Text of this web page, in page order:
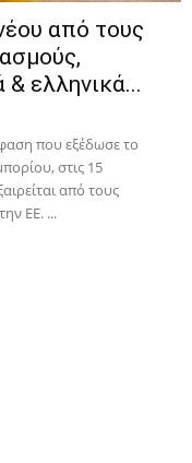
από τους
& ελληνικά...
που εξέδωσε το
στις 15
από τους
ΕΕ. ...